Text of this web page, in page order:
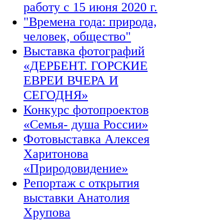
работу с 15 июня 2020 г.
"Времена года: природа,
человек, общество"
Выставка фотографий
«ДЕРБЕНТ. ГОРСКИЕ
ЕВРЕИ ВЧЕРА И
СЕГОДНЯ»
Конкурс фотопроектов
«Семья- душа России»
Фотовыставка Алексея
Харитонова
«Природовидение»
Репортаж с открытия
выставки Анатолия
Хрупова